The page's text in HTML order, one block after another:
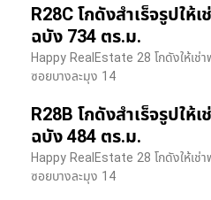
R28C โกดังสำเร็จรูปให้
ฉบัง 734 ตร.ม.
Happy RealEstate 28 โกดังให้เช่
ซอยบางละมุง 14
R28B โกดังสำเร็จรูปให้
ฉบัง 484 ตร.ม.
Happy RealEstate 28 โกดังให้เช่
ซอยบางละมุง 14